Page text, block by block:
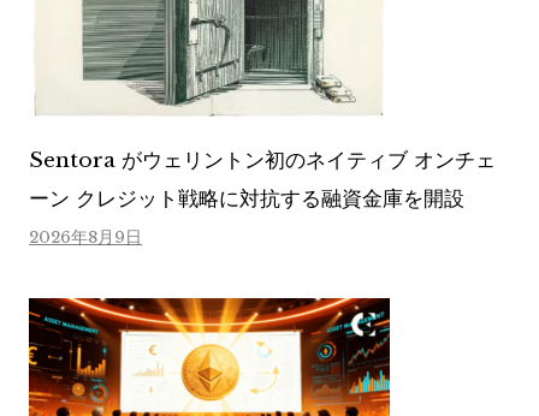
Sentora がウェリントン初のネイティブ オンチェ
ーン クレジット戦略に対抗する融資金庫を開設
2026年8月9日